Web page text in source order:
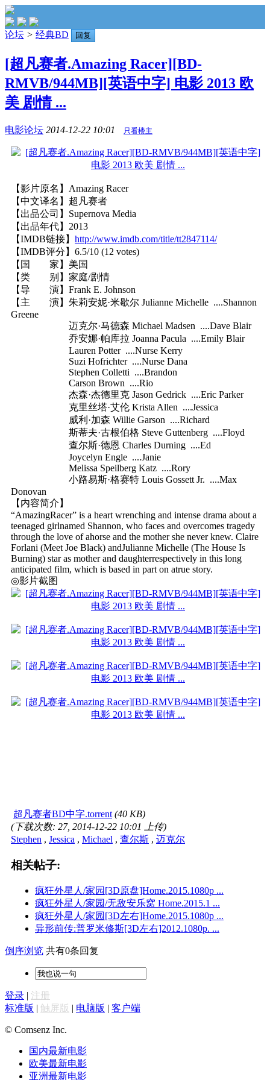
论坛 > 经典BD 回复
[超凡赛者.Amazing Racer][BD-
RMVB/944MB][英语中字] 电影 2013 欧
美 剧情 ...
电影论坛 2014-12-22 10:01 只看楼主
【影片原名】Amazing Racer
【中文译名】超凡赛者
【出品公司】Supernova Media
【出品年代】2013
【IMDB链接】 http://www.imdb.com/title/tt2847114/
【IMDB评分】6.5/10 (12 votes)
【国 家】美国
【类 别】家庭/剧情
【导 演】Frank E. Johnson
【主 演】朱莉安妮·米歇尔 Julianne Michelle ....Shannon
Greene
迈克尔·马德森 Michael Madsen ....Dave Blair
乔安娜·帕库拉 Joanna Pacula ....Emily Blair
Lauren Potter ....Nurse Kerry
Suzi Hofrichter ....Nurse Dana
Stephen Colletti ....Brandon
Carson Brown ....Rio
杰森·杰德里克 Jason Gedrick ....Eric Parker
克里丝塔·艾伦 Krista Allen ....Jessica
威利·加森 Willie Garson ....Richard
斯蒂夫·古根伯格 Steve Guttenberg ....Floyd
查尔斯·德恩 Charles Durning ....Ed
Joycelyn Engle ....Janie
Melissa Speilberg Katz ....Rory
小路易斯·格赛特 Louis Gossett Jr. ....Max
Donovan
【内容简介】
“AmazingRacer” is a heart wrenching and intense drama about a
teenaged girlnamed Shannon, who faces and overcomes tragedy
through the love of ahorse and the mother she never knew. Claire
Forlani (Meet Joe Black) andJulianne Michelle (The House Is
Burning) star as mother and daughterrespectively in this long
anticipated film, which is based in part on atrue story.
◎影片截图
超凡赛者BD中字.torrent (40 KB)
(下载次数: 27, 2014-12-22 10:01 上传)
Stephen , Jessica , Michael , 查尔斯 , 迈克尔
相关帖子:
疯狂外星人/家园[3D原盘]Home.2015.1080p ...
疯狂外星人/家园/无敌安乐窝 Home.2015.1 ...
疯狂外星人/家园[3D左右]Home.2015.1080p ...
异形前传:普罗米修斯[3D左右]2012.1080p. ...
倒序浏览 共有0条回复
登录 | 注册
标准版 | 触屏版 | 电脑版 | 客户端
© Comsenz Inc.
国内最新电影
欧美最新电影
亚洲最新电影